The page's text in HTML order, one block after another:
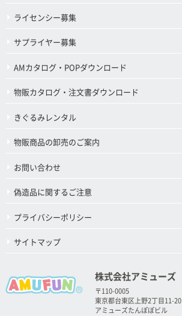
ライセンシー募集
サプライヤー募集
AMカタログ・POPダウンロード
物販カタログ・注文書ダウンロード
きぐるみレンタル
物販商品の卸売のご案内
お問い合わせ
偽造品に関するご注意
プライバシーポリシー
サイトマップ
株式会社アミューズ
〒110-0005
東京都台東区上野2丁目11-20
アミューズたんぽぽビル